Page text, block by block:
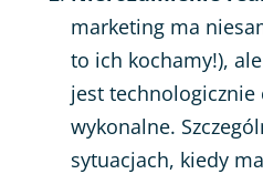
marketing ma
to ich kochamy!),
jest technologicznie
wykonalne.
sytuacjach, kiedy